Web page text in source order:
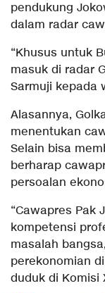
pendukung
dalam radar
“Khusus untuk
masuk di radar
Sarmuji kepada
Alasannya,
menentukan
Selain bisa
berharap
persoalan
“Cawapres Pak
kompetensi
masalah
perekonomian
duduk di Komisi